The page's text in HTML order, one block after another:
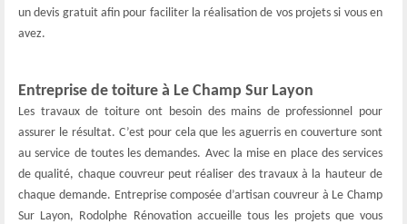
un devis gratuit afin pour faciliter la réalisation de vos projets si vous en
avez.
Entreprise de toiture à Le Champ Sur Layon
Les travaux de toiture ont besoin des mains de professionnel pour
assurer le résultat. C’est pour cela que les aguerris en couverture sont
au service de toutes les demandes. Avec la mise en place des services
de qualité, chaque couvreur peut réaliser des travaux à la hauteur de
chaque demande. Entreprise composée d’artisan couvreur à Le Champ
Sur Layon, Rodolphe Rénovation accueille tous les projets que vous